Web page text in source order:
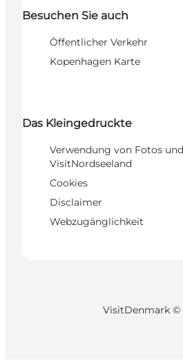
Besuchen Sie auch
Öffentlicher Verkehr
Kopenhagen Karte
Das Kleingedruckte
Verwendung von Fotos
VisitNordseeland
Cookies
Disclaimer
Webzugänglichkeit
VisitDenmark ©